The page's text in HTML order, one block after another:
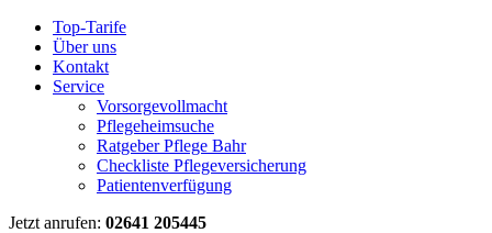
Top-Tarife
Über uns
Kontakt
Service
Vorsorgevollmacht
Pflegeheimsuche
Ratgeber Pflege Bahr
Checkliste Pflegeversicherung
Patientenverfügung
Jetzt anrufen: 02641 205445